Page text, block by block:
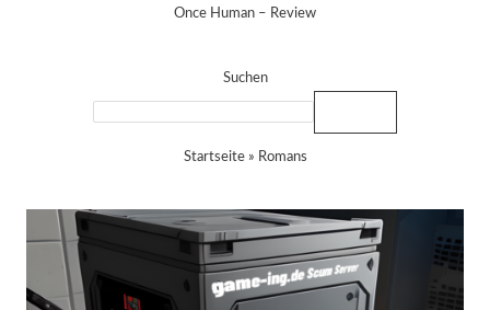
Once Human – Review
Suchen
Startseite» Romans